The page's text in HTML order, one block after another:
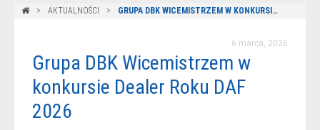
AKTUALNOŚCI GRUPA DBK WICEMISTRZEM W KONKURSIE DEALER ROKU DAF 2026
6 marca, 2026
Grupa DBK Wicemistrzem w
konkursie Dealer Roku DAF
2026